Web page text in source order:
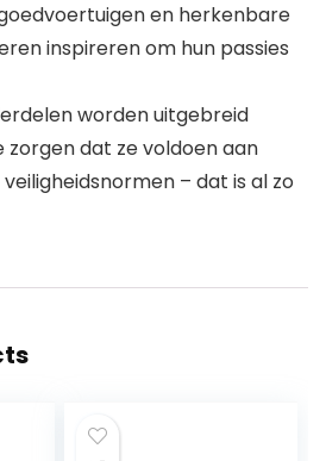
en herkenbare
inspireren om hun passies
worden uitgebreid
dat ze voldoen aan
– dat is al zo